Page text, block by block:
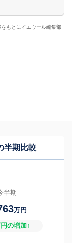
をもとにイエウール編集部
半期比較
半期
万円
の増加↑